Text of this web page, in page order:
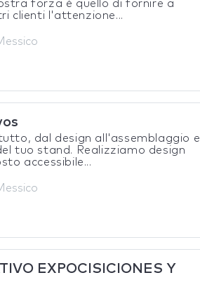
forza è quello di fornire a
clienti l'attenzione...
dal design all'assemblaggio e
tuo stand. Realizziamo design
accessibile...
EXPOCISICIONES Y